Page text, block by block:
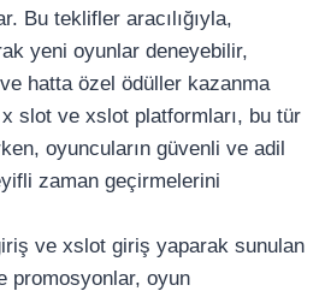
Bu teklifler aracılığıyla,
yeni oyunlar deneyebilir,
hatta özel ödüller kazanma
slot ve xslot platformları, bu tür
oyuncuların güvenli ve adil
zaman geçirmelerini
ve xslot giriş yaparak sunulan
promosyonlar, oyun